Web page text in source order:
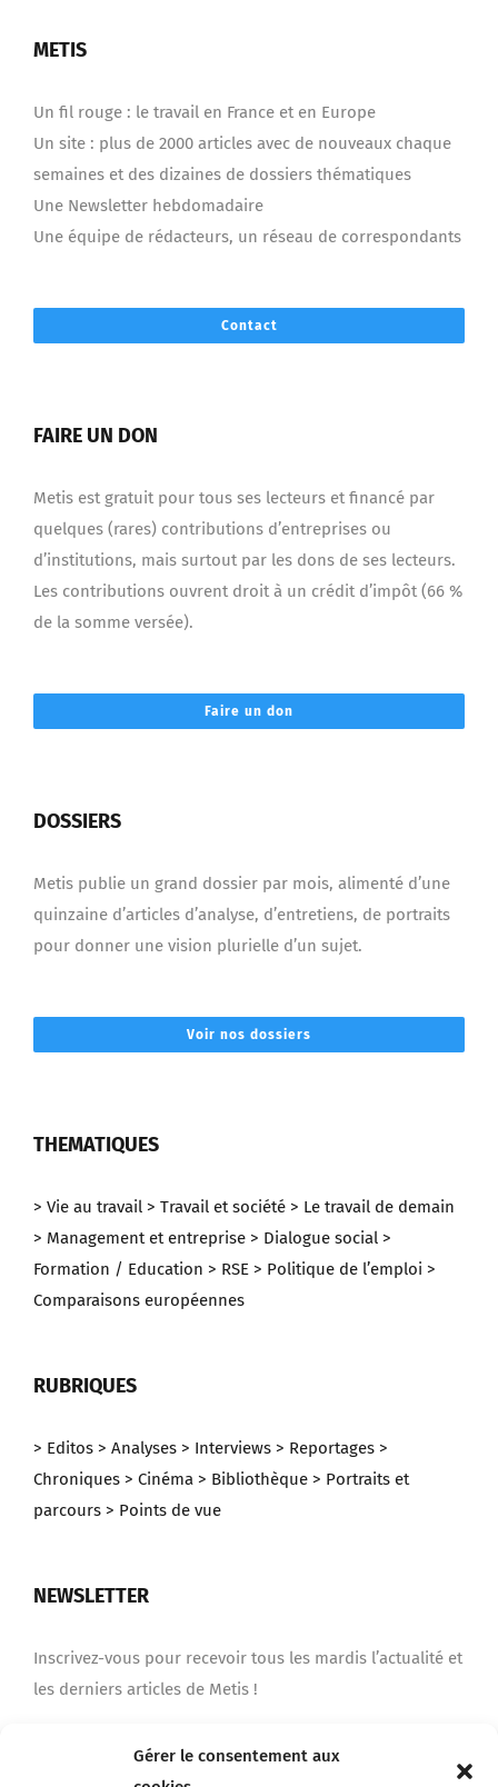
Gérer le consentement aux
METIS
Un fil rouge : le travail en France et en Europe
Un site : plus de 2000 articles avec de nouveaux chaque
semaines et des dizaines de dossiers thématiques
Une Newsletter hebdomadaire
Une équipe de rédacteurs, un réseau de correspondants
Contact
FAIRE UN DON
Metis est gratuit pour tous ses lecteurs et financé par
quelques (rares) contributions d’entreprises ou
d’institutions, mais surtout par les dons de ses lecteurs.
Les contributions ouvrent droit à un crédit d’impôt (66 %
de la somme versée).
Faire un don
DOSSIERS
Metis publie un grand dossier par mois, alimenté d’une
quinzaine d’articles d’analyse, d’entretiens, de portraits
pour donner une vision plurielle d’un sujet.
Voir nos dossiers
THEMATIQUES
> Vie au travail > Travail et société > Le travail de demain
> Management et entreprise > Dialogue social >
Formation / Education > RSE > Politique de l’emploi >
Comparaisons européennes
RUBRIQUES
> Editos > Analyses > Interviews > Reportages >
Chroniques > Cinéma > Bibliothèque > Portraits et
parcours > Points de vue
NEWSLETTER
Inscrivez-vous pour recevoir tous les mardis l’actualité et
les derniers articles de Metis !